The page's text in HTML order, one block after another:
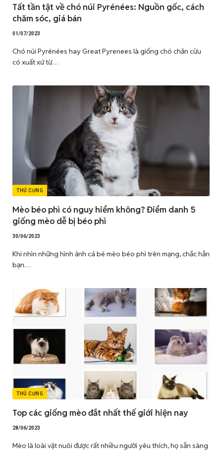
Tất tần tật về chó núi Pyrénées: Nguồn gốc, cách
chăm sóc, giá bán
01/07/2023
Chó núi Pyrénées hay Great Pyrenees là giống chó chăn cừu
có xuất xứ từ…
THÚ CƯNG
Mèo béo phì có nguy hiểm không? Điểm danh 5
giống mèo dễ bị béo phì
30/06/2023
Khi nhìn những hình ảnh cá bé mèo béo phì trên mạng, chắc hẳn
bạn…
THÚ CƯNG
Top các giống mèo đắt nhất thế giới hiện nay
28/06/2023
Mèo là loài vật nuôi được rất nhiều người yêu thích, họ sẵn sàng